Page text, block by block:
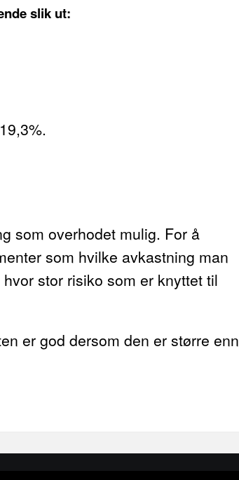
slik ut:
som overhodet mulig. For å
som hvilke avkastning man
stor risiko som er knyttet til
er god dersom den er større enn